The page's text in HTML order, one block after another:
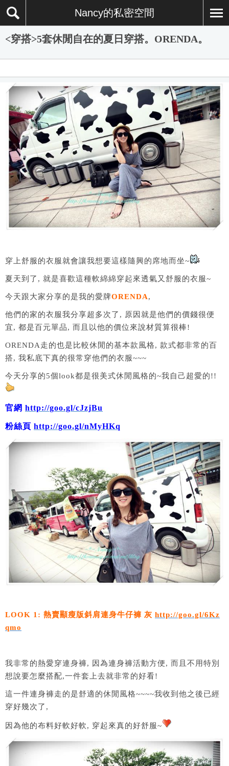
Nancy的私密空間
<穿搭>5套休閒自在的夏日穿搭。ORENDA。
穿上舒服的衣服就會讓我想要這樣隨興的席地而坐~
夏天到了, 就是喜歡這種軟綿綿穿起來透氣又舒服的衣服~
今天跟大家分享的是我的愛牌ORENDA,
他們的家的衣服我分享超多次了, 原因就是他們的價錢很便
宜, 都是百元單品, 而且以他的價位來說材質算很棒!
ORENDA走的也是比較休閒的基本款風格, 款式都非常的百
搭, 我私底下真的很常穿他們的衣服~~~
今天分享的5個look都是很美式休閒風格的~我自己超愛的!!
官網 http://goo.gl/cJzjBu
粉絲頁 http://goo.gl/nMyHKq
LOOK 1: 熱賣顯瘦版斜肩連身牛仔褲 灰 http://goo.gl/6Kz
qmo
我非常的熱愛穿連身褲, 因為連身褲活動方便, 而且不用特別
想說要怎麼搭配,一件套上去就非常的好看!
這一件連身褲走的是舒適的休閒風格~~~~我收到他之後已經
穿好幾次了,
因為他的布料好軟好軟, 穿起來真的好舒服~